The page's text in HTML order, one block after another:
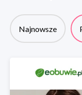
Najnowsze